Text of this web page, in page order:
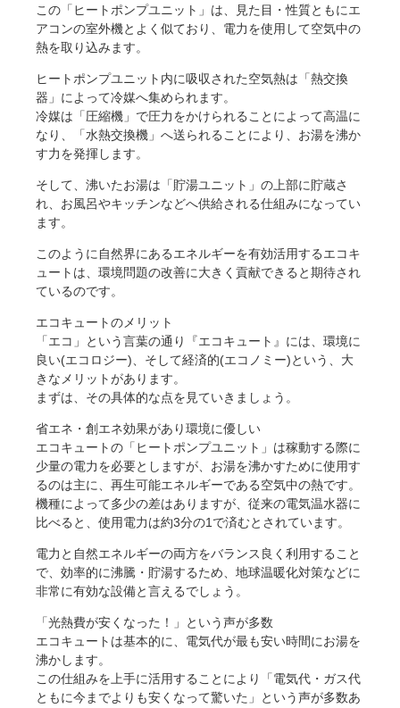
この「ヒートポンプユニット」は、見た目・性質ともにエ
アコンの室外機とよく似ており、電力を使用して空気中の
熱を取り込みます。
ヒートポンプユニット内に吸収された空気熱は「熱交換
器」によって冷媒へ集められます。
冷媒は「圧縮機」で圧力をかけられることによって高温に
なり、「水熱交換機」へ送られることにより、お湯を沸か
す力を発揮します。
そして、沸いたお湯は「貯湯ユニット」の上部に貯蔵さ
れ、お風呂やキッチンなどへ供給される仕組みになってい
ます。
このように自然界にあるエネルギーを有効活用するエコキ
ュートは、環境問題の改善に大きく貢献できると期待され
ているのです。
エコキュートのメリット
「エコ」という言葉の通り『エコキュート』には、環境に
良い(エコロジー)、そして経済的(エコノミー)という、大
きなメリットがあります。
まずは、その具体的な点を見ていきましょう。
省エネ・創エネ効果があり環境に優しい
エコキュートの「ヒートポンプユニット」は稼動する際に
少量の電力を必要としますが、お湯を沸かすために使用す
るのは主に、再生可能エネルギーである空気中の熱です。
機種によって多少の差はありますが、従来の電気温水器に
比べると、使用電力は約3分の1で済むとされています。
電力と自然エネルギーの両方をバランス良く利用すること
で、効率的に沸騰・貯湯するため、地球温暖化対策などに
非常に有効な設備と言えるでしょう。
「光熱費が安くなった！」という声が多数
エコキュートは基本的に、電気代が最も安い時間にお湯を
沸かします。
この仕組みを上手に活用することにより「電気代・ガス代
ともに今までよりも安くなって驚いた」という声が多数あ